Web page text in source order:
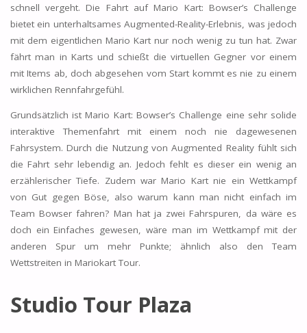
schnell vergeht. Die Fahrt auf Mario Kart: Bowser’s Challenge
bietet ein unterhaltsames Augmented-Reality-Erlebnis, was jedoch
mit dem eigentlichen Mario Kart nur noch wenig zu tun hat. Zwar
fährt man in Karts und schießt die virtuellen Gegner vor einem
mit Items ab, doch abgesehen vom Start kommt es nie zu einem
wirklichen Rennfahrgefühl.
Grundsätzlich ist Mario Kart: Bowser’s Challenge eine sehr solide
interaktive Themenfahrt mit einem noch nie dagewesenen
Fahrsystem. Durch die Nutzung von Augmented Reality fühlt sich
die Fahrt sehr lebendig an. Jedoch fehlt es dieser ein wenig an
erzählerischer Tiefe. Zudem war Mario Kart nie ein Wettkampf
von Gut gegen Böse, also warum kann man nicht einfach im
Team Bowser fahren? Man hat ja zwei Fahrspuren, da wäre es
doch ein Einfaches gewesen, wäre man im Wettkampf mit der
anderen Spur um mehr Punkte; ähnlich also den Team
Wettstreiten in Mariokart Tour.
Studio Tour Plaza